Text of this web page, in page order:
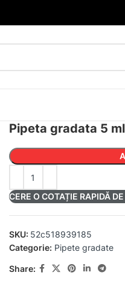
Pipeta gradata 5 ml
CERE O COTAȚIE RAPIDĂ
SKU: 52c518939185
Categorie: Pipete gradate
Share: